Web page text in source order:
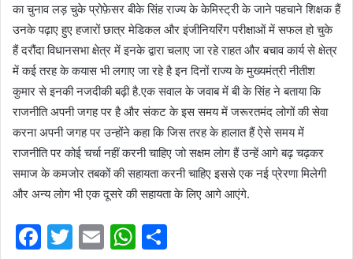
का चुनाव लड़ चुके प्रोफ़ेसर बीके सिंह राज्य के केमिस्ट्री के जाने पहचाने शिक्षक हैं
उनके पढ़ाए हुए हजारों छात्र मेडिकल और इंजीनियरिंग परीक्षाओं में सफल हो चुके
हैं दरौंदा विधानसभा क्षेत्र में इनके द्वारा चलाए जा रहे राहत और बचाव कार्य से क्षेत्र
में कई तरह के कयास भी लगाए जा रहे है इन दिनों राज्य के मुख्यमंत्री नीतीश
कुमार से इनकी नजदीकी बढ़ी है.एक सवाल के जवाब में बी के सिंह ने बताया कि
राजनीति अपनी जगह पर है और संकट के इस समय में जरूरतमंद लोगों की सेवा
करना अपनी जगह पर उन्होंने कहा कि जिस तरह के हालात हैं ऐसे समय में
राजनीति पर कोई चर्चा नहीं करनी चाहिए जो सक्षम लोग हैं उन्हें आगे बढ़ चढ़कर
समाज के कमजोर तबकों की सहायता करनी चाहिए इससे एक नई प्रेरणा मिलेगी
और अन्य लोग भी एक दूसरे की सहायता के लिए आगे आएंगे.
F
T
E
W